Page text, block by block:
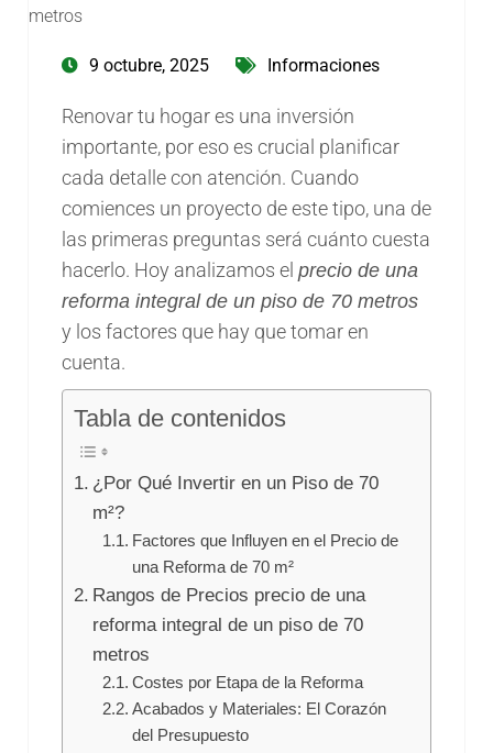
9 octubre, 2025 Informaciones
Renovar tu hogar es una inversión
importante, por eso es crucial planificar
cada detalle con atención. Cuando
comiences un proyecto de este tipo, una de
las primeras preguntas será cuánto cuesta
hacerlo. Hoy analizamos el precio de una
reforma integral de un piso de 70 metros
y los factores que hay que tomar en
cuenta.
Tabla de contenidos
¿Por Qué Invertir en un Piso de 70
m²?
Factores que Influyen en el Precio de
una Reforma de 70 m²
Rangos de Precios precio de una
reforma integral de un piso de 70
metros
Costes por Etapa de la Reforma
Acabados y Materiales: El Corazón
del Presupuesto